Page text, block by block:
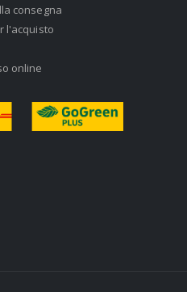
consegna
l'acquisto
online